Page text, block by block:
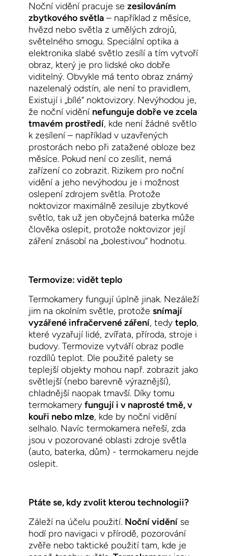
Noční vidění pracuje se zesilováním
zbytkového světla– například z měsíce,
hvězd nebo světla z umělých zdrojů,
světelného smogu. Speciální optika a
elektronika slabé světlo zesílí a tím vytvoří
obraz, který je pro lidské oko dobře
viditelný. Obvykle má tento obraz známý
nazelenalý odstín, ale není to pravidlem,
Existují i „bílé“ noktovizory. Nevýhodou je,
že noční vidění nefunguje dobře ve zcela
tmavém prostředí, kde není žádné světlo
k zesílení – například v uzavřených
prostorách nebo při zatažené obloze bez
měsíce. Pokud není co zesílit, nemá
zařízení co zobrazit. Rizikem pro noční
vidění a jeho nevýhodou je i možnost
oslepení zdrojem světla. Protože
noktovizor maximálně zesiluje zbytkové
světlo, tak už jen obyčejná baterka může
člověka oslepit, protože noktovizor její
záření znásobí na „bolestivou“ hodnotu.
Termovize: vidět teplo
Termokamery fungují úplně jinak. Nezáleží
jim na okolním světle, protože snímají
vyzářené infračervené záření, tedy teplo,
které vyzařují lidé, zvířata, příroda, stroje i
budovy. Termovize vytváří obraz podle
rozdílů teplot. Dle použité palety se
teplejší objekty mohou např. zobrazit jako
světlejší (nebo barevně výraznější),
chladnější naopak tmavší. Díky tomu
termokamery fungují i v naprosté tmě, v
kouři nebo mlze, kde by noční vidění
selhalo. Navíc termokamera neřeší, zda
jsou v pozorované oblasti zdroje světla
(auto, baterka, dům) - termokameru nejde
oslepit.
Ptáte se, kdy zvolit kterou technologii?
Záleží na účelu použití. Noční viděníse
hodí pro navigaci v přírodě, pozorování
zvěře nebo taktické použití tam, kde je